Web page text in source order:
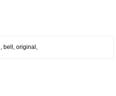
, bell , original ,